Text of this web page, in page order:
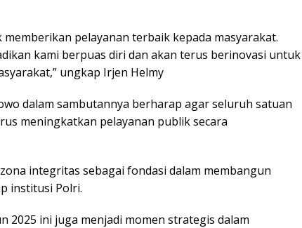
pelayanan terbaik kepada masyarakat.
kami berpuas diri dan akan terus berinovasi untuk
ungkap Irjen Helmy
dalam sambutannya berharap agar seluruh satuan
meningkatkan pelayanan publik secara
integritas sebagai fondasi dalam membangun
institusi Polri.
2025 ini juga menjadi momen strategis dalam